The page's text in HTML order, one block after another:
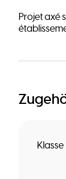
Projet axé
Klasse